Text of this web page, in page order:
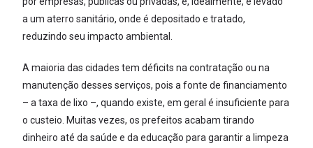
a um aterro sanitário, onde é depositado e tratado,
reduzindo seu impacto ambiental.
A maioria das cidades tem déficits na contratação ou na
manutenção desses serviços, pois a fonte de financiamento
– a taxa de lixo –, quando existe, em geral é insuficiente para
o custeio. Muitas vezes, os prefeitos acabam tirando
dinheiro até da saúde e da educação para garantir a limpeza